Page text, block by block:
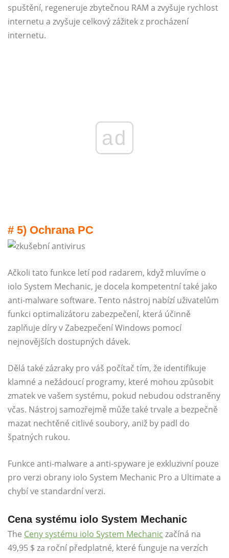
spuštění, regeneruje zbytečnou RAM a zvyšuje rychlost
internetu a zvyšuje celkový zážitek z procházení
internetu.
ad
# 5) Ochrana PC
Ačkoli tato funkce letí pod radarem, když mluvíme o
iolo System Mechanic, je docela kompetentní také jako
anti-malware software. Tento nástroj nabízí uživatelům
funkci optimalizátoru zabezpečení, která účinně
zaplňuje díry v Zabezpečení Windows pomocí
nejnovějších dostupných dávek.
Dělá také zázraky pro váš počítač tím, že identifikuje
klamné a nežádoucí programy, které mohou způsobit
zmatek ve vašem systému, pokud nebudou odstraněny
včas. Nástroj samozřejmě může také trvale a bezpečně
mazat nechtěné citlivé soubory, aniž by padl do
špatných rukou.
Funkce anti-malware a anti-spyware je exkluzivní pouze
pro verzi obrany iolo System Mechanic Pro a Ultimate a
chybí ve standardní verzi.
Cena systému iolo System Mechanic
The Ceny systému iolo System Mechanic začíná na
49,95 $ za roční předplatné, které funguje na verzích